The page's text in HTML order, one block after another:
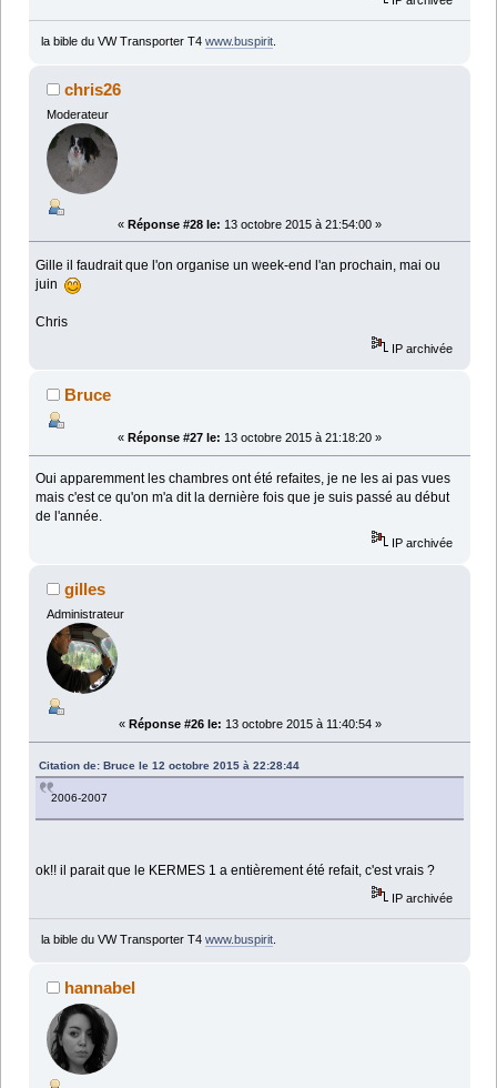
la bible du VW Transporter T4 www.buspirit.
chris26
Moderateur
« Réponse #28 le: 13 octobre 2015 à 21:54:00 »
Gille il faudrait que l'on organise un week-end l'an prochain, mai ou
juin
Chris
IP archivée
Bruce
« Réponse #27 le: 13 octobre 2015 à 21:18:20 »
Oui apparemment les chambres ont été refaites, je ne les ai pas vues
mais c'est ce qu'on m'a dit la dernière fois que je suis passé au début
de l'année.
IP archivée
gilles
Administrateur
« Réponse #26 le: 13 octobre 2015 à 11:40:54 »
Citation de: Bruce le 12 octobre 2015 à 22:28:44
2006-2007
ok!! il parait que le KERMES 1 a entièrement été refait, c'est vrais ?
IP archivée
la bible du VW Transporter T4 www.buspirit.
hannabel